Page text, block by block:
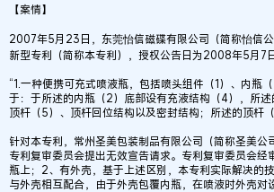
【案情】
2007年5月23日，东莞怡信磁碟有限公司（简称怡信
新型专利（简称本专利），授权公告日为2008年5月7
“1.一种便携可充式喷液瓶，包括喷头组件（1）、内
于：于所述的内瓶（2）底部设有充液结构（4），所
顶杆（5）、顶杆回位结构以及密封结构；所述的顶杆
针对本专利，常州圣美包装制品有限公司（简称圣美
专利复审委员会提出无效宣告请求。专利复审委员会
瓶上；2、有外壳，基于上述区别，本专利实际解决的
与外壳相互配合，由于外壳包覆内瓶，在喷液时外壳对